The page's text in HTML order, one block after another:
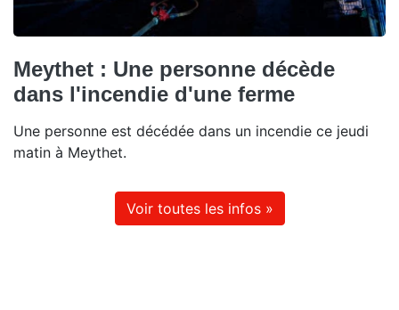
Meythet : Une personne décède
dans l'incendie d'une ferme
Une personne est décédée dans un incendie ce jeudi
matin à Meythet.
Voir toutes les infos »